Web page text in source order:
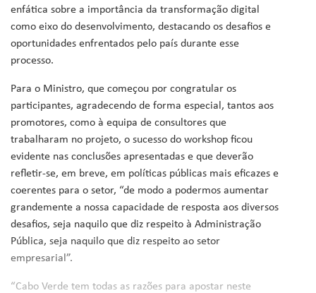
enfática sobre a importância da transformação digital
como eixo do desenvolvimento, destacando os desafios e
oportunidades enfrentados pelo país durante esse
processo.
Para o Ministro, que começou por congratular os
participantes, agradecendo de forma especial, tantos aos
promotores, como à equipa de consultores que
trabalharam no projeto, o sucesso do workshop ficou
evidente nas conclusões apresentadas e que deverão
refletir-se, em breve, em políticas públicas mais eficazes e
coerentes para o setor, “de modo a podermos aumentar
grandemente a nossa capacidade de resposta aos diversos
desafios, seja naquilo que diz respeito à Administração
Pública, seja naquilo que diz respeito ao setor
empresarial”.
“Cabo Verde tem todas as razões para apostar neste